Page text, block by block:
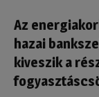
Az
hazai
kiveszik a